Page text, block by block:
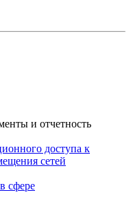
и отчетность
доступа к
сетей
сфере